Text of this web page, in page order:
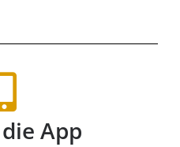
App